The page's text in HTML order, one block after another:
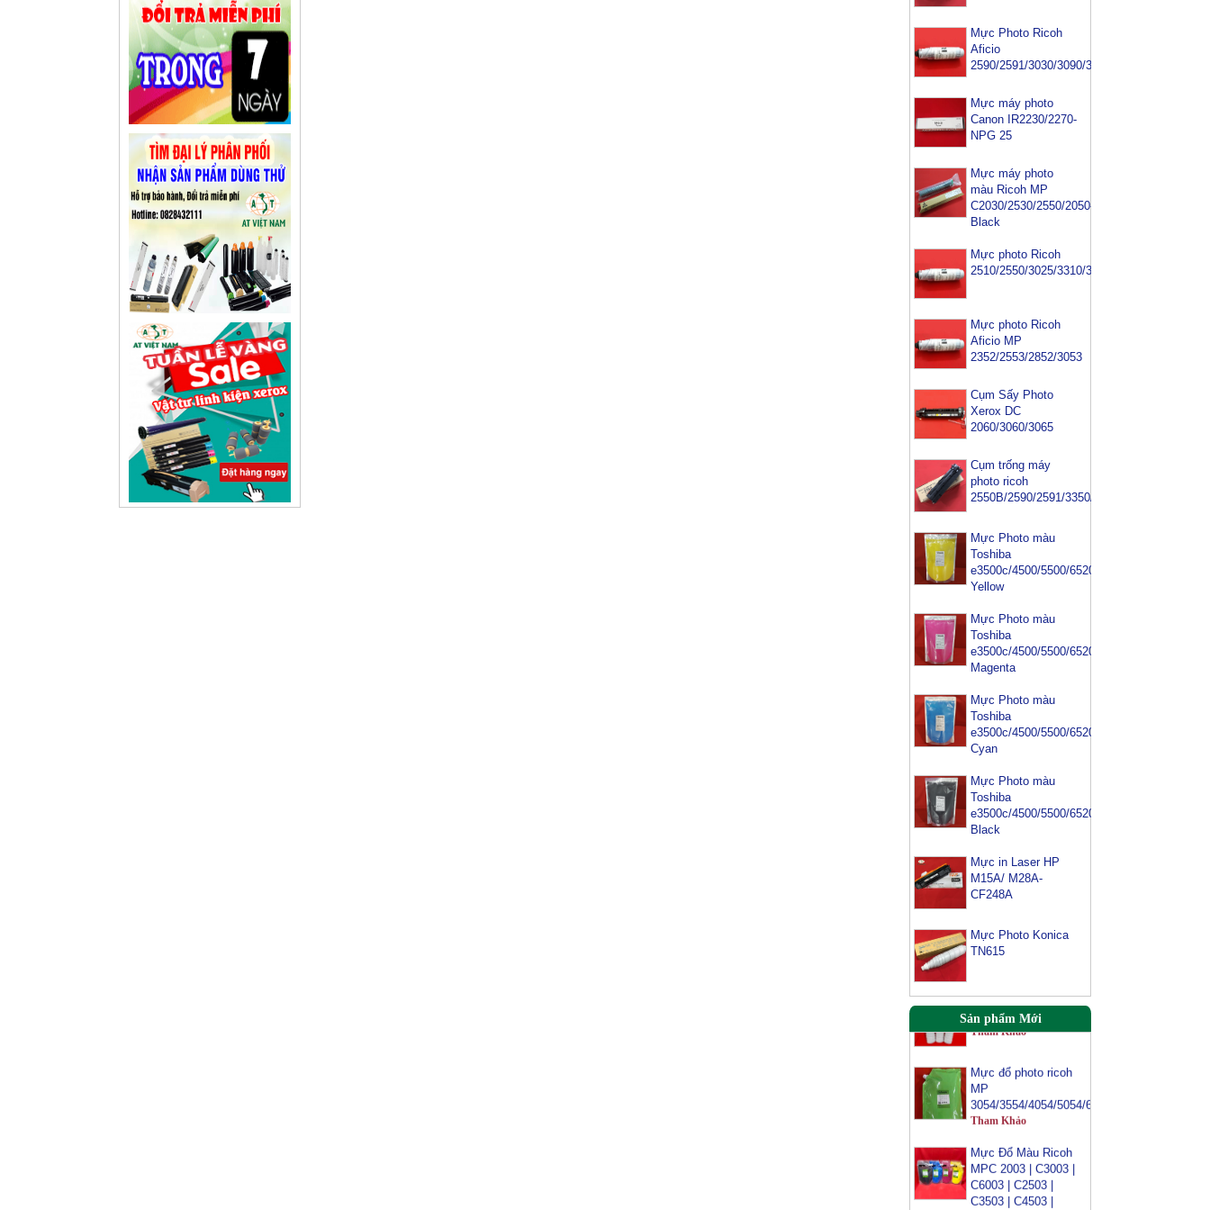
Mực Photo Ricoh
Aficio
2590/2591/3030/3090/3391
Mực máy photo
Canon IR2230/2270-
NPG 25
Mực máy photo
màu Ricoh MP
C2030/2530/2550/2050-
Black
Mực photo Ricoh
2510/2550/3025/3310/3350/3352/3353
Mực photo Ricoh
Aficio MP
2352/2553/2852/3053
Cụm Sấy Photo
Xerox DC
2060/3060/3065
Cụm trống máy
photo ricoh
2550B/2590/2591/3350/3352
Mực Photo màu
Toshiba
e3500c/4500/5500/6520/6540-
Yellow
Mực Photo màu
Toshiba
e3500c/4500/5500/6520/6540-
Magenta
Mực Photo màu
Toshiba
e3500c/4500/5500/6520/6540-
Cyan
Mực Photo màu
Toshiba
e3500c/4500/5500/6520/6540-
Black
Mực in Laser HP
M15A/ M28A-
CF248A
Mực Photo Konica
TN615
Sản phẩm Mới
Mực máy photo
ricoh MP 2554/
Tham Khảo
Tham Khảo
3054/3554/4054/5054/6054
Tham Khảo
Mực Đổ Màu Ricoh
MPC 2003 | C3003 |
C6003 | C2503 |
C3503 | C4503 |
C5503 | 6003 |